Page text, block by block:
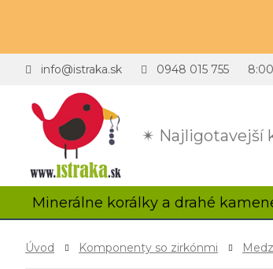
✴ Najligotavejší
info@istraka.sk 0948 015 755
Minerálne korálky a drahé
Úvod Komponenty so zirkónmi